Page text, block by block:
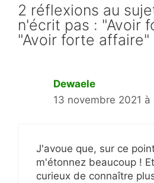
2 réflexions au
n'écrit pas : "Avoir
"Avoir forte affaire"
Dewaele
13 novembre 2021 à
J'avoue que, sur ce
m'étonnez beaucoup !
curieux de connaître